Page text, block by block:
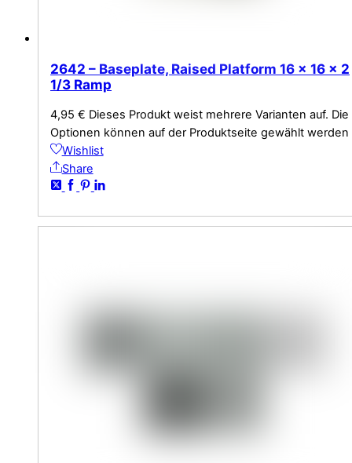
2642 – Baseplate, Raised Platform 16 x 16 x 2
1/3 Ramp
4,95 € Dieses Produkt weist mehrere Varianten auf. Die
Optionen können auf der Produktseite gewählt werden
Wishlist
Share